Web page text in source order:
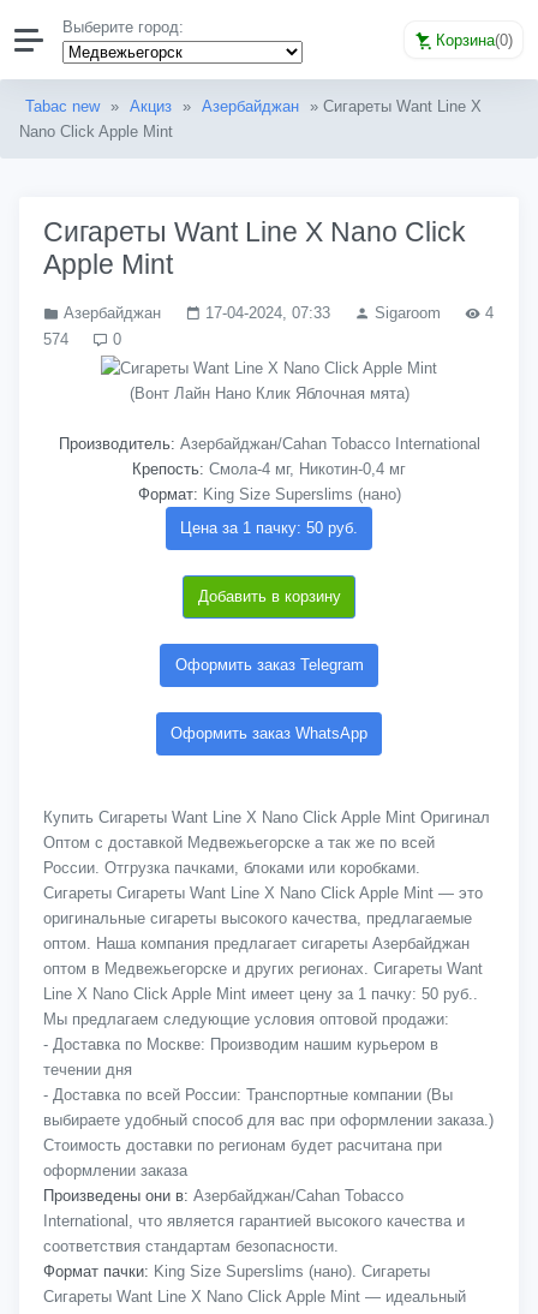
Выберите город:
Корзина(0)
Tabac new » Акциз » Азербайджан » Сигареты Want Line X
Nano Click Apple Mint
Сигареты Want Line X Nano Click
Apple Mint
Азербайджан 17-04-2024, 07:33 Sigaroom
4
574
0
(Вонт Лайн Нано Клик Яблочная мята)
Производитель: Азербайджан/Cahan Tobacco International
Крепость: Смола-4 мг, Никотин-0,4 мг
Формат: King Size Superslims (нано)
Цена за 1 пачку: 50 руб.
Добавить в корзину
Оформить заказ Telegram
Оформить заказ WhatsApp
Купить Сигареты Want Line X Nano Click Apple Mint Оригинал
Оптом с доставкой Медвежьегорске а так же по всей
России. Отгрузка пачками, блоками или коробками.
Сигареты Сигареты Want Line X Nano Click Apple Mint — это
оригинальные сигареты высокого качества, предлагаемые
оптом. Наша компания предлагает сигареты Азербайджан
оптом в Медвежьегорске и других регионах. Сигареты Want
Line X Nano Click Apple Mint имеет цену за 1 пачку: 50 руб..
Мы предлагаем следующие условия оптовой продажи:
- Доставка по Москве: Производим нашим курьером в
течении дня
- Доставка по всей России: Транспортные компании (Вы
выбираете удобный способ для вас при оформлении заказа.)
Стоимость доставки по регионам будет расчитана при
оформлении заказа
Произведены они в: Азербайджан/Cahan Tobacco
International, что является гарантией высокого качества и
соответствия стандартам безопасности.
Формат пачки: King Size Superslims (нано). Сигареты
Сигареты Want Line X Nano Click Apple Mint — идеальный